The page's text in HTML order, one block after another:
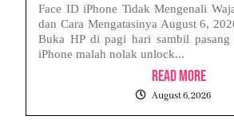
Face ID iPhone Tidak Mengenali
dan Cara Mengatasinya August 6,
Buka HP di pagi hari sambil pasang
iPhone malah nolak unlock...
Read More
August 6, 2026